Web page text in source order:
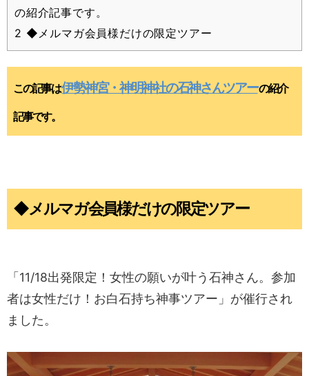
の紹介記事です。
2 ◆メルマガ会員様だけの限定ツアー
この記事は伊勢神宮・神明神社の石神さんツアーの紹介
記事です。
◆メルマガ会員様だけの限定ツアー
「11/18出発限定！女性の願いが叶う石神さん。参加
者は女性だけ！お白石持ち神事ツアー」が催行され
ました。